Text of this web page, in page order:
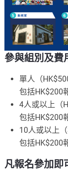
參與組別及費
單人（
包括HK$200
4人或以上（
包括HK$200
10人或以上（
包括HK$200
凡報名參加即